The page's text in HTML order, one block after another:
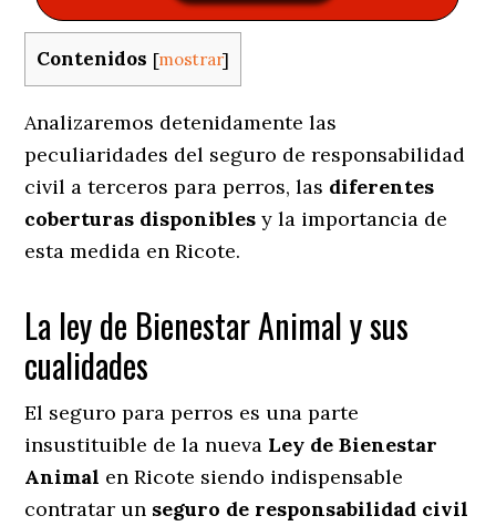
Contenidos [mostrar]
Analizaremos detenidamente las
peculiaridades del seguro de responsabilidad
civil a terceros para perros, las diferentes
coberturas disponibles y la importancia de
esta medida en Ricote.
La ley de Bienestar Animal y sus
cualidades
El seguro para perros es una parte
insustituible de la nueva Ley de Bienestar
Animal en Ricote siendo indispensable
contratar un seguro de responsabilidad civil